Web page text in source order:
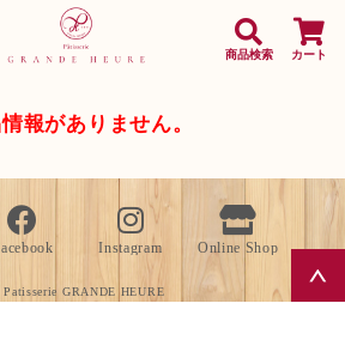
商品検索 カート
報がありません。
Instagram Online Shop
GRANDE HEURE